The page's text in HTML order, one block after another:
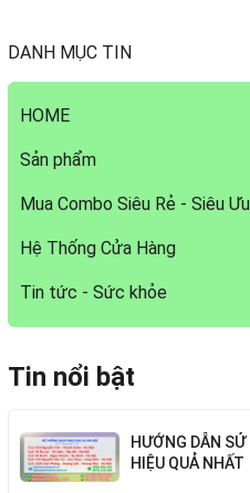
DANH MỤC TIN
HOME
Sản phẩm
Mua Combo Siêu Rẻ - Siêu
Hệ Thống Cửa Hàng
Tin tức - Sức khỏe
Tin nổi bật
HƯỚNG DẪN SỬ
HIỆU QUẢ NHẤT